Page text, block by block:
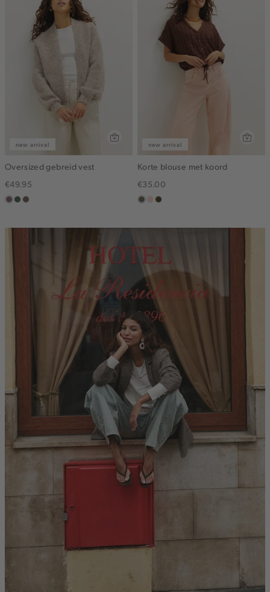
new arrival
Oversized gebreid vest
€49.95
taupe
groen,
bruin
new arrival
Korte blouse met koord
€35.00
middenbruin
pinkgroen,
midden